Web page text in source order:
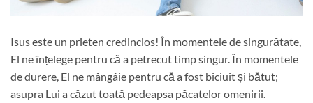
Isus este un prieten credincios! În momentele de singurătate,
El ne înțelege pentru că a petrecut timp singur. În momentele
de durere, El ne mângâie pentru că a fost biciuit și bătut;
asupra Lui a căzut toată pedeapsa păcatelor omenirii.